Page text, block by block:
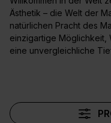
Ästhetik – die Welt der
natürlichen Pracht des
einzigartige Möglichkeit,
eine unvergleichliche